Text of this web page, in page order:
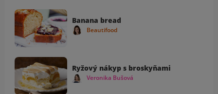
Banana bread
Beautifood
Ryžový nákyp s broskyňami
Veronika Bušová